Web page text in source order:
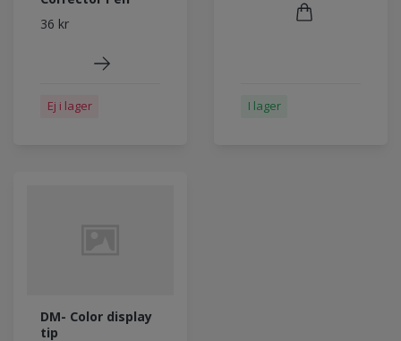
36 kr
Ej i lager I lager
DM- Color display
tip